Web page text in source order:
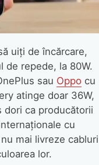
uiți de încărcare,
de repede, la 80W.
sau Oppo cu
atinge doar 36W,
dori ca producătorii
cu
mai livreze cabluri
lor.